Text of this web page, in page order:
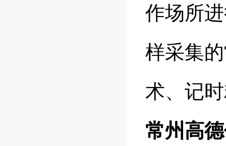
作场所
样采集
术、记
常州高